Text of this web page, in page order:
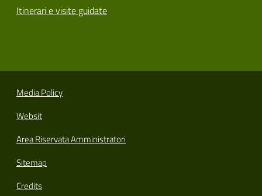
Itinerari e visite guidate
Media Policy
Websit
Area Riservata Amministratori
Sitemap
Credits